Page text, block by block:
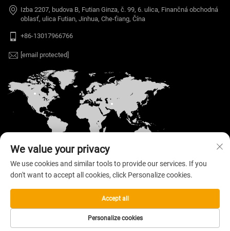
Izba 2207, budova B, Futian Ginza, č. 99, 6. ulica, Finančná obchodná
oblasť, ulica Futian, Jinhua, Che-ťiang, Čína
+86-13017966766
[email protected]
Autorské práva © 2026 Welloo Electronic
Technology Co., Ltd. Vyhradené všetky práva. —
Zásady ochrany súkromia
We value your privacy
We use cookies and similar tools to provide our services. If you
don't want to accept all cookies, click Personalize cookies.
Personalize cookies
Accept all